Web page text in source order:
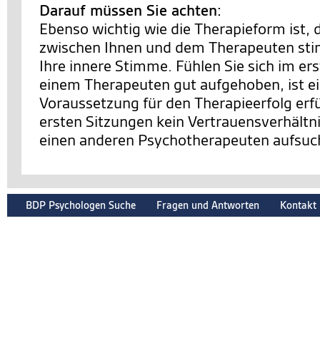
Darauf müssen Sie achten:
Ebenso wichtig wie die Therapieform ist,
zwischen Ihnen und dem Therapeuten
Ihre innere Stimme. Fühlen Sie sich im
einem Therapeuten gut aufgehoben, ist
Voraussetzung für den Therapieerfolg
ersten Sitzungen kein
einen anderen Psychotherapeuten
BDP Psychologen Suche Fragen und Antworten Kontakt